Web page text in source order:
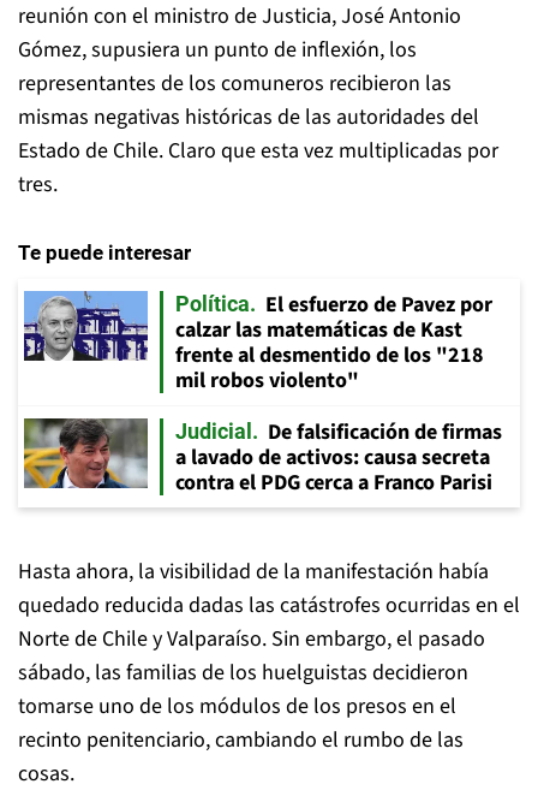
reunión con el ministro de Justicia, José Antonio
Gómez, supusiera un punto de inflexión, los
representantes de los comuneros recibieron las
mismas negativas históricas de las autoridades del
Estado de Chile. Claro que esta vez multiplicadas por
tres.
Te puede interesar
Política
El esfuerzo de Pavez por
calzar las matemáticas de Kast
frente al desmentido de los "218
mil robos violento"
Judicial
De falsificación de firmas
a lavado de activos: causa secreta
contra el PDG cerca a Franco Parisi
Hasta ahora, la visibilidad de la manifestación había
quedado reducida dadas las catástrofes ocurridas en el
Norte de Chile y Valparaíso. Sin embargo, el pasado
sábado, las familias de los huelguistas decidieron
tomarse uno de los módulos de los presos en el
recinto penitenciario, cambiando el rumbo de las
cosas.